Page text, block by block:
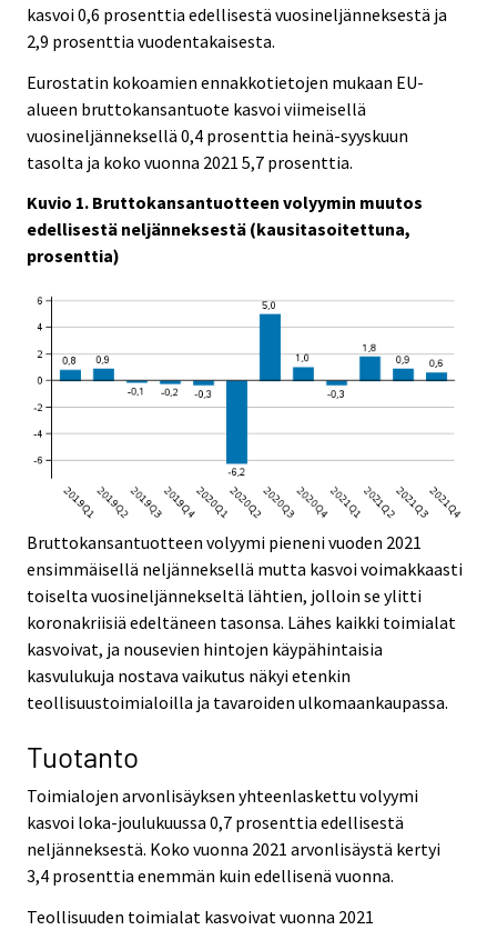
kasvoi 0,6 prosenttia edellisestä vuosineljänneksestä ja
2,9 prosenttia vuodentakaisesta.
Eurostatin kokoamien ennakkotietojen mukaan EU-
alueen bruttokansantuote kasvoi viimeisellä
vuosineljänneksellä 0,4 prosenttia heinä-syyskuun
tasolta ja koko vuonna 2021 5,7 prosenttia.
Kuvio 1. Bruttokansantuotteen volyymin muutos
edellisestä neljänneksestä (kausitasoitettuna,
prosenttia)
Bruttokansantuotteen volyymi pieneni vuoden 2021
ensimmäisellä neljänneksellä mutta kasvoi voimakkaasti
toiselta vuosineljännekseltä lähtien, jolloin se ylitti
koronakriisiä edeltäneen tasonsa. Lähes kaikki toimialat
kasvoivat, ja nousevien hintojen käypähintaisia
kasvulukuja nostava vaikutus näkyi etenkin
teollisuustoimialoilla ja tavaroiden ulkomaankaupassa.
Tuotanto
Toimialojen arvonlisäyksen yhteenlaskettu volyymi
kasvoi loka-joulukuussa 0,7 prosenttia edellisestä
neljänneksestä. Koko vuonna 2021 arvonlisäystä kertyi
3,4 prosenttia enemmän kuin edellisenä vuonna.
Teollisuuden toimialat kasvoivat vuonna 2021